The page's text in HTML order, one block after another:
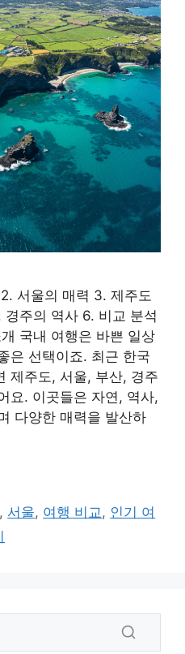
서울의 매력 3. 제주도
주의 역사 6. 비교 분석
국내 여행은 바쁜 일상
은 선택이죠. 최근 한국
제주도, 서울, 부산, 경주
요. 이곳들은 자연, 역사,
다양한 매력을 발산하
, 서울, 여행 비교 , 인기 여